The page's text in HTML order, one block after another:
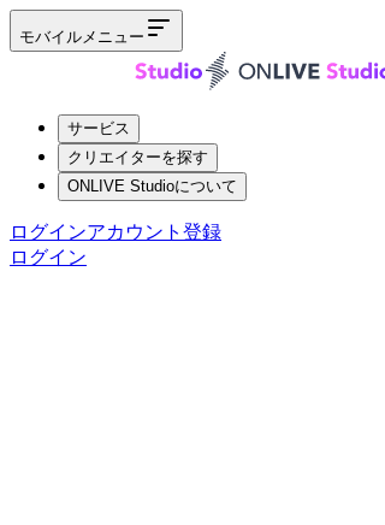
モバイルメニュー
サービス
クリエイターを探す
ONLIVE Studioについて
ログインアカウント登録
ログイン